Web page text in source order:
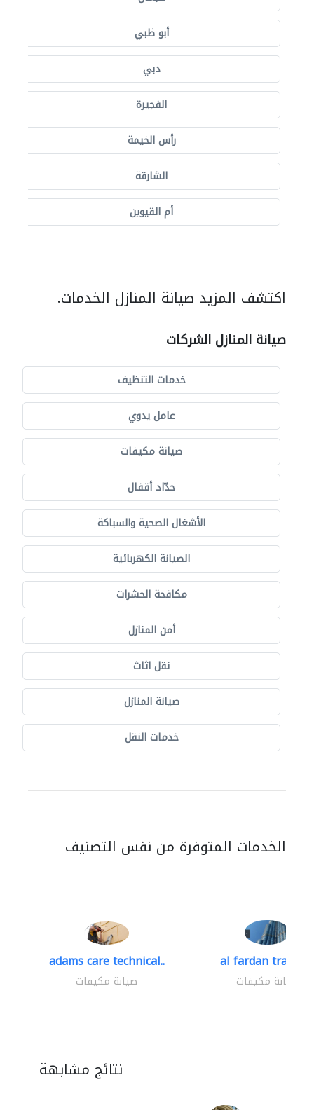
أبو ظبي
دبي
الفجيرة
رأس الخيمة
الشارقة
أم القيوين
اكتشف المزيد صيانة المنازل الخدمات.
صيانة المنازل الشركات
خدمات التنظيف
عامل يدوي
صيانة مكيفات
حدّاد أقفال
الأشغال الصحية والسباكة
الصيانة الكهربائية
مكافحة الحشرات
أمن المنازل
نقل اثاث
صيانة المنازل
خدمات النقل
الخدمات المتوفرة من نفس التصنيف
adams care technical..
صيانة مكيفات
al fardan trading..
صيانة مكيفات
نتائج مشابهة